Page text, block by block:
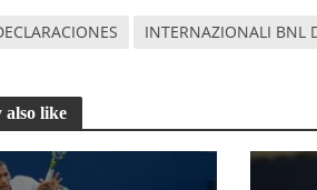
INTERNAZIONALI BNL
also like